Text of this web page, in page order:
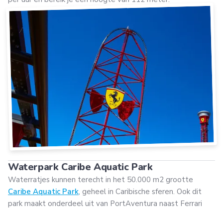
Waterpark Caribe Aquatic Park
Waterratjes kunnen terecht in het 50.000 m2 grootte
Caribe Aquatic Park, geheel in Caribische sferen. Ook dit
park maakt onderdeel uit van PortAventura naast Ferrari